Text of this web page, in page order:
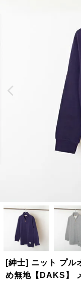
[紳士] ニット プ
め無地【DAKS】